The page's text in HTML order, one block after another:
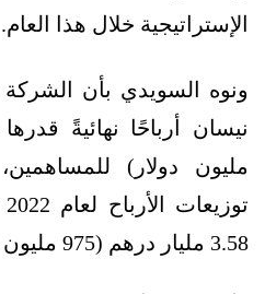
الإستراتيجية خلال هذا العام.
ونوه السويدي بأن
مليون دولار)
3.58 مليار درهم (975 مليون دولار).